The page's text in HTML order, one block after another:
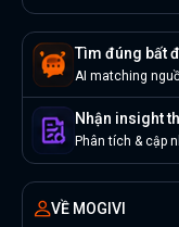
Tìm đúng bất
AI matching
Nhận insight
Phân tích & cập
VỀ MOGIVI